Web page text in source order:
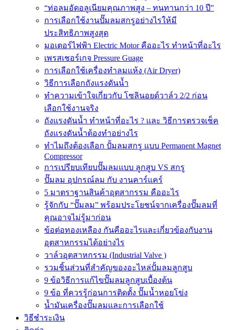
“ท่อลมอัดอลูเนียมคุณภาพสูง – ทนทานกว่า 10 ปี”
การเลือกใช้งานปั๊มลมสกรูอย่างไรให้มี
ประสิทธิภาพสูงสุด
มอเตอร์ไฟฟ้า Electric Motor คืออะไร ทำหน้าที่อะไร
เพรสเชอร์เกจ Pressure Guage
การเลือกใช้เครื่องทำลมแห้ง (Air Dryer)
วิธีการเลือกถังแรงดันน้ำ
ทำความเข้าใจเกี่ยวกับ โซลินอยด์วาล์ว 2/2 ก่อน
เลือกใช้งานจริง
ถังแรงดันน้ำ ทำหน้าที่อะไร ? และ วิธีการตรวจเช็ค
ถังแรงดันน้ำต้องทำอย่างไร
ทำไมถึงต้องเลือก ปั้มลมสกรู แบบ Permanent Magnet
Compressor
การเปรียบเทียบปั๊มลมแบบ ลูกสูบ VS สกรู
ปั๊มลม อุปกรณ์ลม กับ งานคาร์แคร์
5 มาตราฐานสินค้าอุตสากรรม คืออะไร
รู้จักกับ “ปั๊มลม” พร้อมประโยชน์จากเครื่องปั๊มลมที่
คุณอาจไม่รู้มาก่อน
ข้อต่อทองเหลือง กันคืออะไรและเกี่ยวข้องกับงาน
อุตสาหกรรมได้อย่างไร
วาล์วอุตสาหกรรม (Industrial Valve )
รวมชิ้นส่วนที่สำคัญของอะไหล่ปั้มลมลูกสูบ
9 ข้อวิธีการแก้ไขปั๊มลมลูกสูบเบื้องต้น
9 ข้อ ที่ควรรู้ก่อนการติดตั้ง ปั๊มน้ำหอยโข่ง
น้ำมันเครื่องปั๊มลมและการเลือกใช้
วิธีชำระเงิน